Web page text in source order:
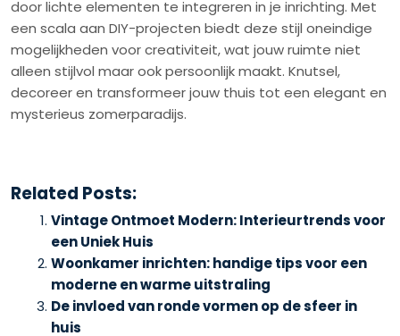
door lichte elementen te integreren in je inrichting. Met
een scala aan DIY-projecten biedt deze stijl oneindige
mogelijkheden voor creativiteit, wat jouw ruimte niet
alleen stijlvol maar ook persoonlijk maakt. Knutsel,
decoreer en transformeer jouw thuis tot een elegant en
mysterieus zomerparadijs.
Related Posts:
Vintage Ontmoet Modern: Interieurtrends voor
een Uniek Huis
Woonkamer inrichten: handige tips voor een
moderne en warme uitstraling
De invloed van ronde vormen op de sfeer in
huis